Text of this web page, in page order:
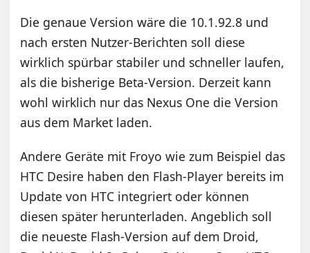
Die genaue Version wäre die 10.1.92.8 und
nach ersten Nutzer-Berichten soll diese
wirklich spürbar stabiler und schneller laufen,
als die bisherige Beta-Version. Derzeit kann
wohl wirklich nur das Nexus One die Version
aus dem Market laden.
Andere Geräte mit Froyo wie zum Beispiel das
HTC Desire haben den Flash-Player bereits im
Update von HTC integriert oder können
diesen später herunterladen. Angeblich soll
die neueste Flash-Version auf dem Droid,